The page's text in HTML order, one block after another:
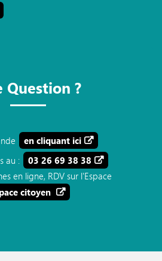
Question ?
en cliquant ici
au :
03 26 69 38 38
en ligne, RDV sur l'Espace